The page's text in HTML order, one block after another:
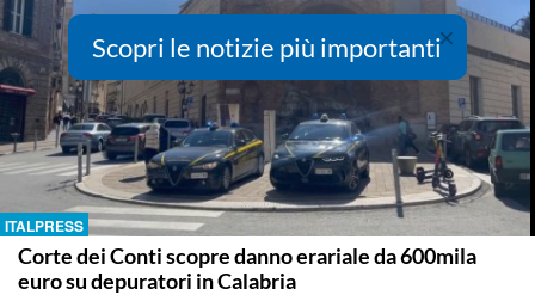
ITALPRESS
Corte dei Conti scopre danno erariale da 600mila
euro su depuratori in Calabria
×
Scopri le notizie più importanti